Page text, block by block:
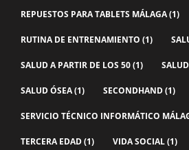
REPUESTOS PARA TABLETS MÁLAGA(1)
RUTINA DE ENTRENAMIENTO (1)
SALUD A PARTIR DE LOS 50(1)
SALUD ÓSEA(1) SECONDHAND(1)
SERVICIO TÉCNICO INFORMÁTICO
TERCERA EDAD(1) VIDA SOCIAL(1)